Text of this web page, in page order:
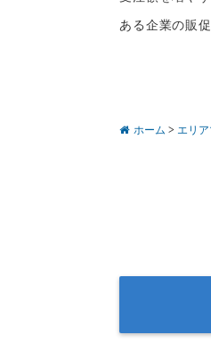
ある企業の販
ホーム >エリ